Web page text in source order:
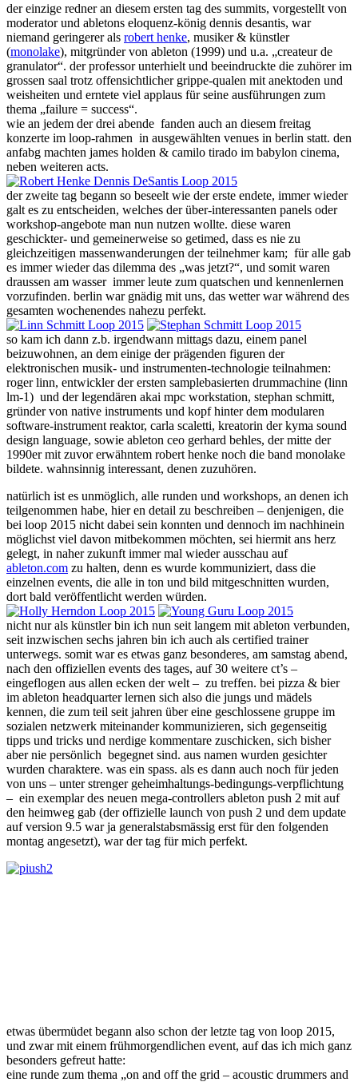
der einzige redner an diesem ersten tag des summits, vorgestellt von
moderator und abletons eloquenz-könig dennis desantis, war
niemand geringerer als robert henke, musiker & künstler
(monolake), mitgründer von ableton (1999) und u.a. „createur de
granulator“. der professor unterhielt und beeindruckte die zuhörer im
grossen saal trotz offensichtlicher grippe-qualen mit anektoden und
weisheiten und erntete viel applaus für seine ausführungen zum
thema „failure = success“.
wie an jedem der drei abende fanden auch an diesem freitag
konzerte im loop-rahmen in ausgewählten venues in berlin statt. den
anfabg machten james holden & camilo tirado im babylon cinema,
neben weiteren acts.
der zweite tag begann so beseelt wie der erste endete, immer wieder
galt es zu entscheiden, welches der über-interessanten panels oder
workshop-angebote man nun nutzen wollte. diese waren
geschickter- und gemeinerweise so getimed, dass es nie zu
gleichzeitigen massenwanderungen der teilnehmer kam; für alle gab
es immer wieder das dilemma des „was jetzt?“, und somit waren
draussen am wasser immer leute zum quatschen und kennenlernen
vorzufinden. berlin war gnädig mit uns, das wetter war während des
gesamten wochenendes nahezu perfekt.
so kam ich dann z.b. irgendwann mittags dazu, einem panel
beizuwohnen, an dem einige der prägenden figuren der
elektronischen musik- und instrumenten-technologie teilnahmen:
roger linn, entwickler der ersten samplebasierten drummachine (linn
lm-1) und der legendären akai mpc workstation, stephan schmitt,
gründer von native instruments und kopf hinter dem modularen
software-instrument reaktor, carla scaletti, kreatorin der kyma sound
design language, sowie ableton ceo gerhard behles, der mitte der
1990er mit zuvor erwähntem robert henke noch die band monolake
bildete. wahnsinnig interessant, denen zuzuhören.
natürlich ist es unmöglich, alle runden und workshops, an denen ich
teilgenommen habe, hier en detail zu beschreiben – denjenigen, die
bei loop 2015 nicht dabei sein konnten und dennoch im nachhinein
möglichst viel davon mitbekommen möchten, sei hiermit ans herz
gelegt, in naher zukunft immer mal wieder ausschau auf
ableton.com zu halten, denn es wurde kommuniziert, dass die
einzelnen events, die alle in ton und bild mitgeschnitten wurden,
dort bald veröffentlicht werden würden.
nicht nur als künstler bin ich nun seit langem mit ableton verbunden,
seit inzwischen sechs jahren bin ich auch als certified trainer
unterwegs. somit war es etwas ganz besonderes, am samstag abend,
nach den offiziellen events des tages, auf 30 weitere ct’s –
eingeflogen aus allen ecken der welt – zu treffen. bei pizza & bier
im ableton headquarter lernen sich also die jungs und mädels
kennen, die zum teil seit jahren über eine geschlossene gruppe im
sozialen netzwerk miteinander kommunizieren, sich gegenseitig
tipps und tricks und nerdige kommentare zuschicken, sich bisher
aber nie persönlich begegnet sind. aus namen wurden gesichter
wurden charaktere. was ein spass. als es dann auch noch für jeden
von uns – unter strenger geheimhaltungs-bedingungs-verpflichtung
– ein exemplar des neuen mega-controllers ableton push 2 mit auf
den heimweg gab (der offizielle launch von push 2 und dem update
auf version 9.5 war ja generalstabsmässig erst für den folgenden
montag angesetzt), war der tag für mich perfekt.
etwas übermüdet begann also schon der letzte tag von loop 2015,
und zwar mit einem frühmorgendlichen event, auf das ich mich ganz
besonders gefreut hatte:
eine runde zum thema „on and off the grid – acoustic drummers and